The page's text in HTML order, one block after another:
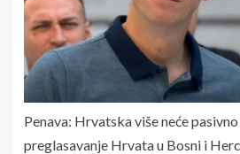
Penava: Hrvatska više neće
preglasavanje Hrvata u Bosni i